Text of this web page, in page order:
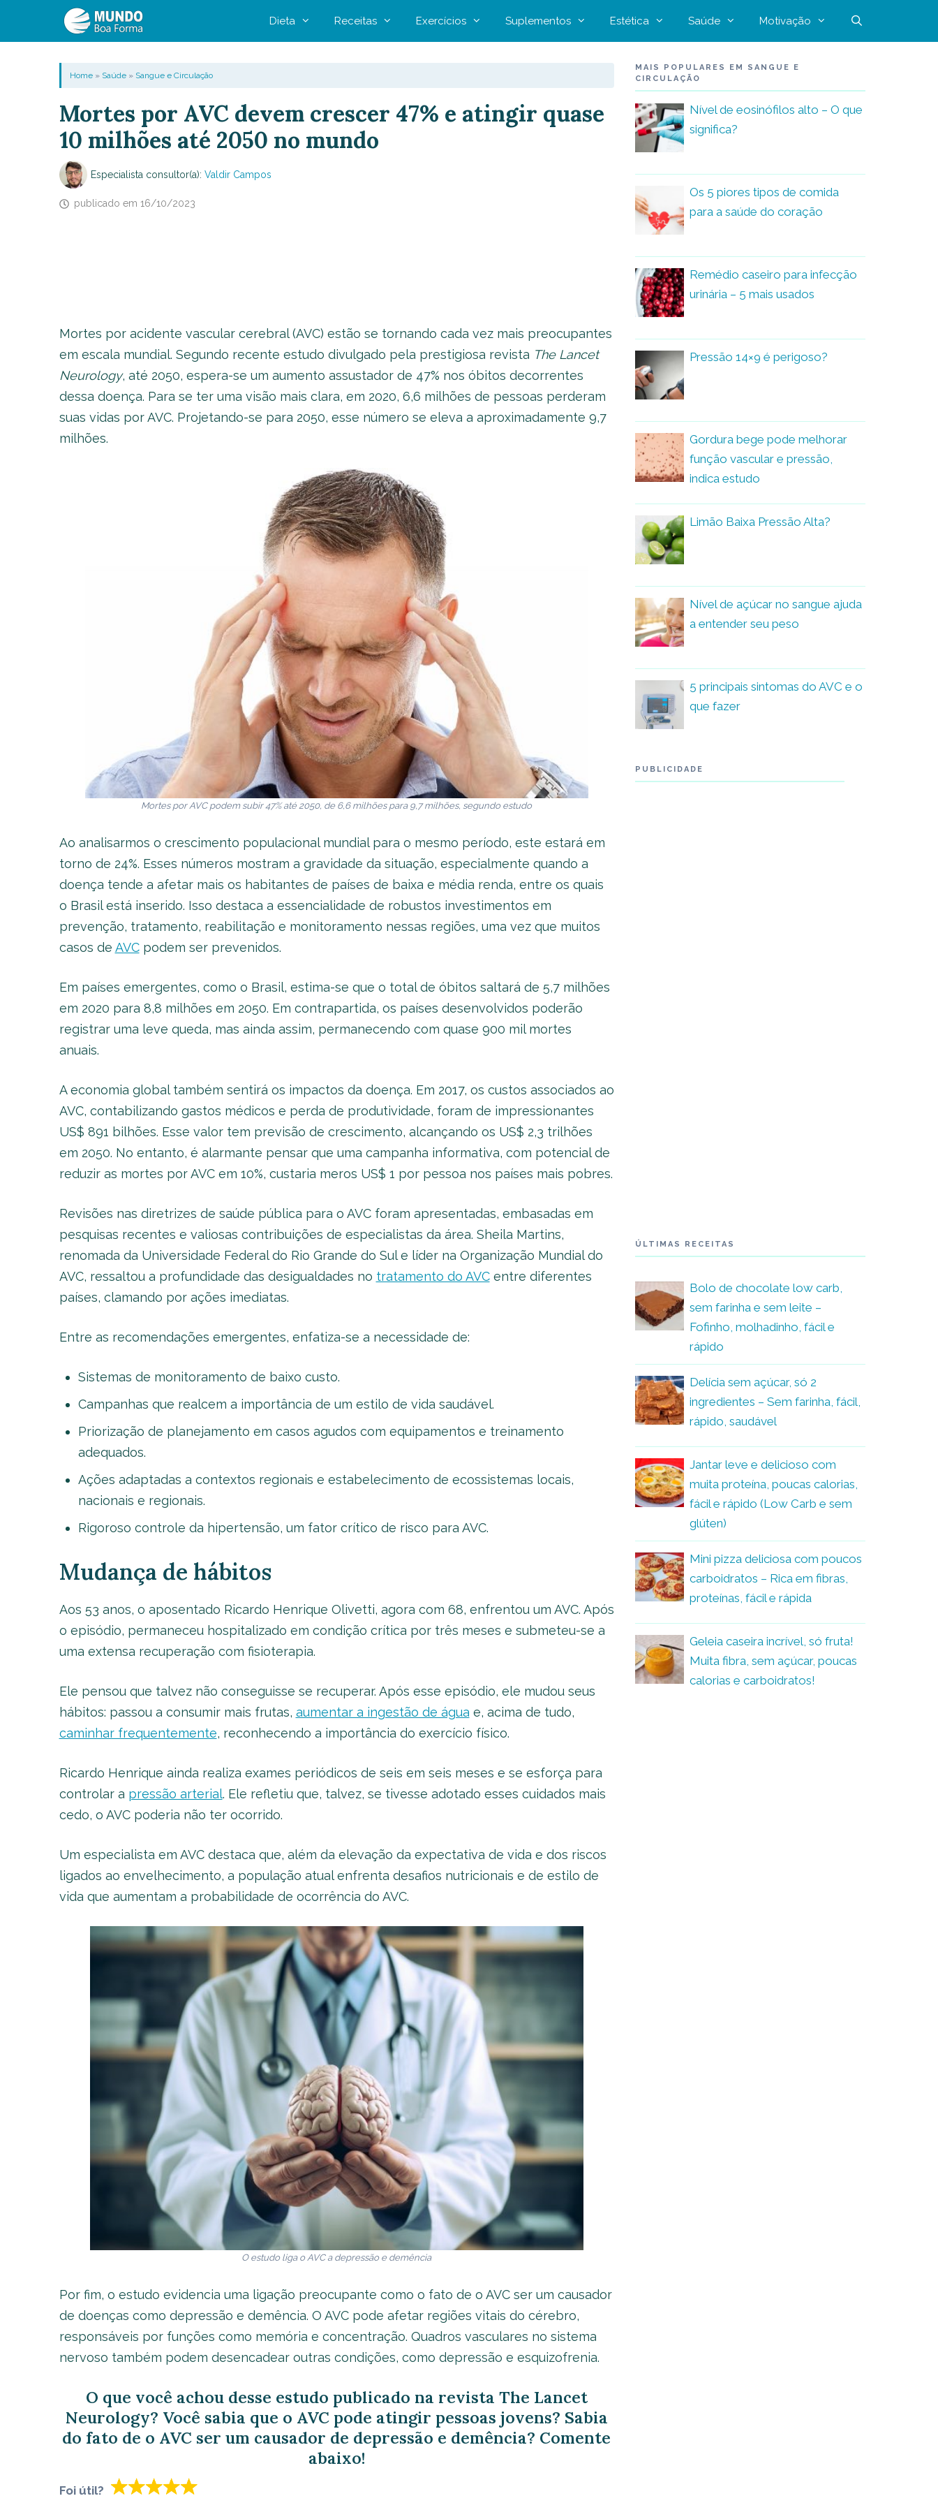
Dieta Receitas Exercícios Suplementos Estética Saúde Motivação
Home» Saúde» Sangue e Circulação
Mortes por AVC devem crescer 47% e atingir quase
10 milhões até 2050 no mundo
Especialista consultor(a): Valdir Campos
publicado em 16/10/2023
Mortes por acidente vascular cerebral (AVC) estão se tornando cada vez mais preocupantes
em escala mundial. Segundo recente estudo divulgado pela prestigiosa revista The Lancet
Neurology, até 2050, espera-se um aumento assustador de 47% nos óbitos decorrentes
dessa doença. Para se ter uma visão mais clara, em 2020, 6,6 milhões de pessoas perderam
suas vidas por AVC. Projetando-se para 2050, esse número se eleva a aproximadamente 9,7
milhões.
Mortes por AVC podem subir 47% até 2050, de 6,6 milhões para 9,7 milhões, segundo estudo
Ao analisarmos o crescimento populacional mundial para o mesmo período, este estará em
torno de 24%. Esses números mostram a gravidade da situação, especialmente quando a
doença tende a afetar mais os habitantes de países de baixa e média renda, entre os quais
o Brasil está inserido. Isso destaca a essencialidade de robustos investimentos em
prevenção, tratamento, reabilitação e monitoramento nessas regiões, uma vez que muitos
casos de AVCpodem ser prevenidos.
Em países emergentes, como o Brasil, estima-se que o total de óbitos saltará de 5,7 milhões
em 2020 para 8,8 milhões em 2050. Em contrapartida, os países desenvolvidos poderão
registrar uma leve queda, mas ainda assim, permanecendo com quase 900 mil mortes
anuais.
A economia global também sentirá os impactos da doença. Em 2017, os custos associados ao
AVC, contabilizando gastos médicos e perda de produtividade, foram de impressionantes
US$ 891 bilhões. Esse valor tem previsão de crescimento, alcançando os US$ 2,3 trilhões
em 2050. No entanto, é alarmante pensar que uma campanha informativa, com potencial de
reduzir as mortes por AVC em 10%, custaria meros US$ 1 por pessoa nos países mais pobres.
Revisões nas diretrizes de saúde pública para o AVC foram apresentadas, embasadas em
pesquisas recentes e valiosas contribuições de especialistas da área. Sheila Martins,
renomada da Universidade Federal do Rio Grande do Sul e líder na Organização Mundial do
AVC, ressaltou a profundidade das desigualdades no tratamento do AVCentre diferentes
países, clamando por ações imediatas.
Entre as recomendações emergentes, enfatiza-se a necessidade de:
Sistemas de monitoramento de baixo custo.
Campanhas que realcem a importância de um estilo de vida saudável.
Priorização de planejamento em casos agudos com equipamentos e treinamento
adequados.
Ações adaptadas a contextos regionais e estabelecimento de ecossistemas locais,
nacionais e regionais.
Rigoroso controle da hipertensão, um fator crítico de risco para AVC.
Mudança de hábitos
Aos 53 anos, o aposentado Ricardo Henrique Olivetti, agora com 68, enfrentou um AVC. Após
o episódio, permaneceu hospitalizado em condição crítica por três meses e submeteu-se a
uma extensa recuperação com fisioterapia.
Ele pensou que talvez não conseguisse se recuperar. Após esse episódio, ele mudou seus
hábitos: passou a consumir mais frutas, aumentar a ingestão de água e, acima de tudo,
caminhar frequentemente, reconhecendo a importância do exercício físico.
Ricardo Henrique ainda realiza exames periódicos de seis em seis meses e se esforça para
controlar a pressão arterial. Ele refletiu que, talvez, se tivesse adotado esses cuidados mais
cedo, o AVC poderia não ter ocorrido.
Um especialista em AVC destaca que, além da elevação da expectativa de vida e dos riscos
ligados ao envelhecimento, a população atual enfrenta desafios nutricionais e de estilo de
vida que aumentam a probabilidade de ocorrência do AVC.
O estudo liga o AVC a depressão e demência
Por fim, o estudo evidencia uma ligação preocupante como o fato de o AVC ser um causador
de doenças como depressão e demência. O AVC pode afetar regiões vitais do cérebro,
responsáveis por funções como memória e concentração. Quadros vasculares no sistema
nervoso também podem desencadear outras condições, como depressão e esquizofrenia.
O que você achou desse estudo publicado na revista The Lancet
Neurology? Você sabia que o AVC pode atingir pessoas jovens? Sabia
do fato de o AVC ser um causador de depressão e demência? Comente
abaixo!
Foi útil?
MAIS POPULARES EM SANGUE E
CIRCULAÇÃO
Nível de eosinófilos alto – O que
significa?
Os 5 piores tipos de comida
para a saúde do coração
Remédio caseiro para infecção
urinária – 5 mais usados
Pressão 14×9 é perigoso?
Gordura bege pode melhorar
função vascular e pressão,
indica estudo
Limão Baixa Pressão Alta?
Nível de açúcar no sangue ajuda
a entender seu peso
5 principais sintomas do AVC e o
que fazer
PUBLICIDADE
ÚLTIMAS RECEITAS
Bolo de chocolate low carb,
sem farinha e sem leite –
Fofinho, molhadinho, fácil e
rápido
Delícia sem açúcar, só 2
ingredientes – Sem farinha, fácil,
rápido, saudável
Jantar leve e delicioso com
muita proteína, poucas calorias,
fácil e rápido (Low Carb e sem
glúten)
Mini pizza deliciosa com poucos
carboidratos – Rica em fibras,
proteínas, fácil e rápida
Geleia caseira incrível, só fruta!
Muita fibra, sem açúcar, poucas
calorias e carboidratos!